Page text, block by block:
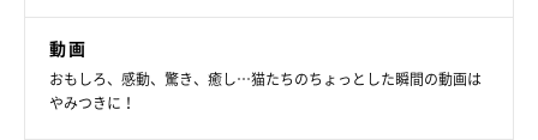
動画
おもしろ、感動、驚き、癒し…猫たちのちょっとした瞬間の動画は
やみつきに！